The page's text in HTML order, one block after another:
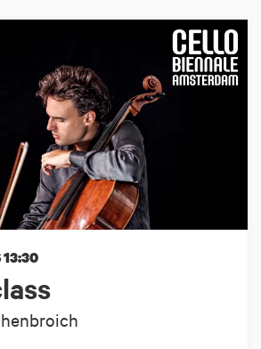
13:30